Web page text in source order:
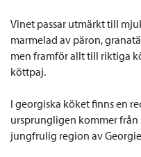
Vinet passar utmärkt till
marmelad av päron,
men framför allt till riktiga
köttpaj.
I georgiska köket finns en
ursprungligen kommer från
jungfrulig region av